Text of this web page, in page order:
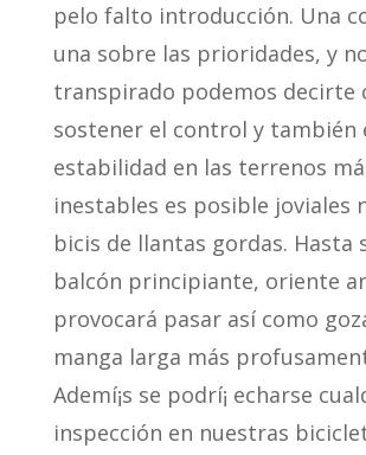
pelo falto introducción. Una
una sobre las prioridades, y
transpirado podemos decirte
sostener el control y también
estabilidad en las terrenos
inestables es posible joviales
bicis de llantas gordas. Hasta
balcón principiante, oriente
provocará pasar así­ como
manga larga más
Ademí¡s se podrí¡ echarse
inspección en nuestras